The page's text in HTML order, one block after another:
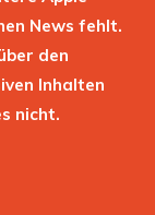
News fehlt.
den
Inhalten
nicht.